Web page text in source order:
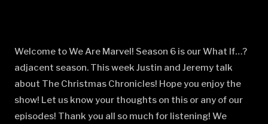
Welcome to We Are Marvel! Season 6 is our What If…?
adjacent season. This week Justin and Jeremy talk
about The Christmas Chronicles! Hope you enjoy the
show! Let us know your thoughts on this or any of our
episodes! Thank you all so much for listening! We